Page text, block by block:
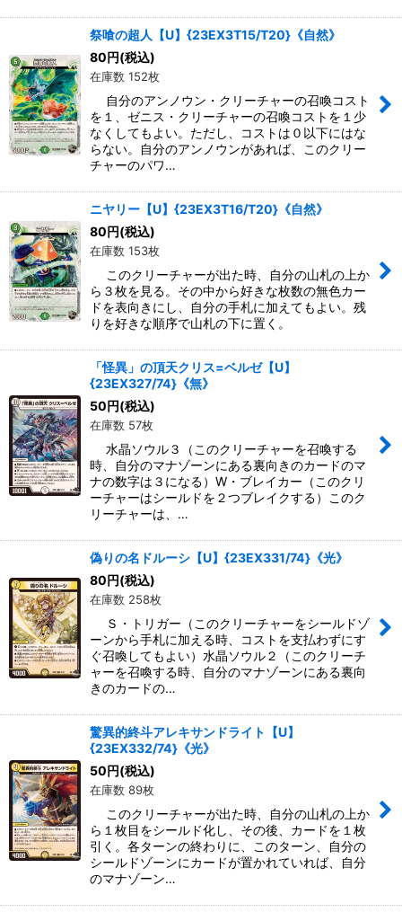
祭喰の超人【U】{23EX3T15/T20}《自然》
80 円(税込)
在庫数 152枚
自分のアンノウン・クリーチャーの召喚コスト
を１、ゼニス・クリーチャーの召喚コストを１少
なくしてもよい。ただし、コストは０以下にはな
らない。自分のアンノウンがあれば、このクリー
チャーのパワ…
ニヤリー【U】{23EX3T16/T20}《自然》
80 円(税込)
在庫数 153枚
このクリーチャーが出た時、自分の山札の上か
ら３枚を見る。その中から好きな枚数の無色カー
ドを表向きにし、自分の手札に加えてもよい。残
りを好きな順序で山札の下に置く。
「怪異」の頂天クリス=ベルゼ【U】
{23EX327/74}《無》
50 円(税込)
在庫数 57枚
水晶ソウル３（このクリーチャーを召喚する
時、自分のマナゾーンにある裏向きのカードのマ
ナの数字は３になる）W・ブレイカー（このクリ
ーチャーはシールドを２つブレイクする）このク
リーチャーは、…
偽りの名ドルーシ【U】{23EX331/74}《光》
80 円(税込)
在庫数 258枚
Ｓ・トリガー（このクリーチャーをシールドゾ
ーンから手札に加える時、コストを支払わずにす
ぐ召喚してもよい）水晶ソウル２（このクリーチ
ャーを召喚する時、自分のマナゾーンにある裏向
きのカードの…
驚異的終斗アレキサンドライト【U】
{23EX332/74}《光》
50 円(税込)
在庫数 89枚
このクリーチャーが出た時、自分の山札の上か
ら１枚目をシールド化し、その後、カードを１枚
引く。各ターンの終わりに、このターン、自分の
シールドゾーンにカードが置かれていれば、自分
のマナゾーン…